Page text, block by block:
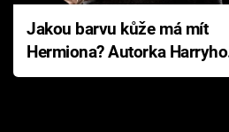
Jakou barvu kůže má mít
Hermiona? Autorka Harryho
Pottera přišla s ráznou